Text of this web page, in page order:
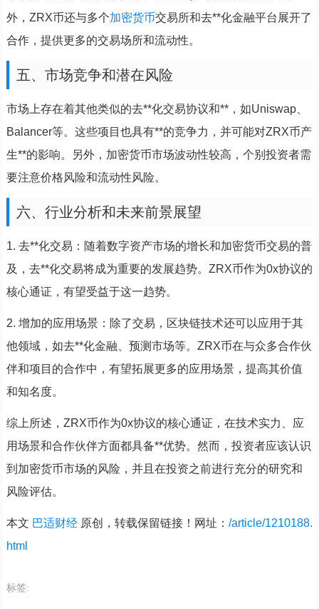
外，ZRX币还与多个加密货币交易所和去**化金融平台展开了
合作，提供更多的交易场所和流动性。
五、市场竞争和潜在风险
市场上存在着其他类似的去**化交易协议和**，如Uniswap、
Balancer等。这些项目也具有**的竞争力，并可能对ZRX币产
生**的影响。另外，加密货币市场波动性较高，个别投资者需
要注意价格风险和流动性风险。
六、行业分析和未来前景展望
1. 去**化交易：随着数字资产市场的增长和加密货币交易的普
及，去**化交易将成为重要的发展趋势。ZRX币作为0x协议的
核心通证，有望受益于这一趋势。
2. 增加的应用场景：除了交易，区块链技术还可以应用于其
他领域，如去**化金融、预测市场等。ZRX币在与众多合作伙
伴和项目的合作中，有望拓展更多的应用场景，提高其价值
和知名度。
综上所述，ZRX币作为0x协议的核心通证，在技术实力、应
用场景和合作伙伴方面都具备**优势。然而，投资者应该认识
到加密货币市场的风险，并且在投资之前进行充分的研究和
风险评估。
本文 巴适财经原创，转载保留链接！网址： /article/1210188.
html
标签: